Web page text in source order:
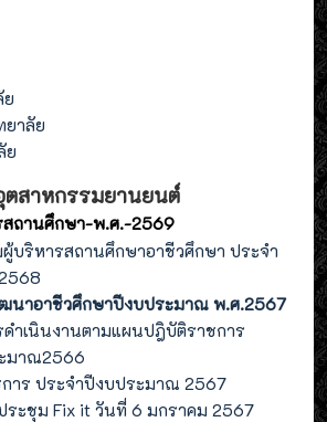
ย
ยาลัย
ย
ตสาหกรรมยานยนต์
สถานศึกษา-พ.ศ.-2569
บริหารสถานศึกษาอาชีวศึกษา ประจำ
นาอาชีวศึกษาปีงบประมาณ พ.ศ.2567
ดำเนินงานตามแผนปฎิบัติราชการ
มาณ2566
าร ประจำปีงบประมาณ 2567
ระชุม Fix it วันที่ 6 มกราคม 2567